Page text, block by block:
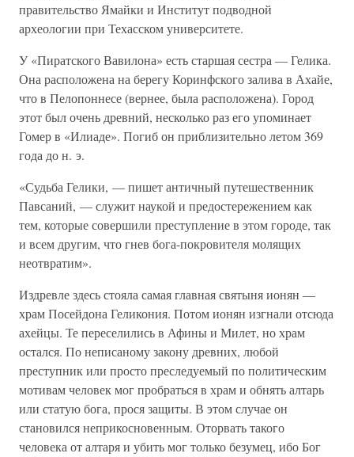
правительство Ямайки и Институт подводной
археологии при Техасском университете.
У «Пиратского Вавилона» есть старшая сестра — Гелика.
Она расположена на берегу Коринфского залива в Ахайе,
что в Пелопоннесе (вернее, была расположена). Город
этот был очень древний, несколько раз его упоминает
Гомер в «Илиаде». Погиб он приблизительно летом 369
года до н. э.
«Судьба Гелики, — пишет античный путешественник
Павсаний, — служит наукой и предостережением как
тем, которые совершили преступление в этом городе, так
и всем другим, что гнев бога-покровителя молящих
неотвратим».
Издревле здесь стояла самая главная святыня ионян —
храм Посейдона Геликония. Потом ионян изгнали отсюда
ахейцы. Те переселились в Афины и Милет, но храм
остался. По неписаному закону древних, любой
преступник или просто преследуемый по политическим
мотивам человек мог пробраться в храм и обнять алтарь
или статую бога, прося защиты. В этом случае он
становился неприкосновенным. Оторвать такого
человека от алтаря и убить мог только безумец, ибо Бог